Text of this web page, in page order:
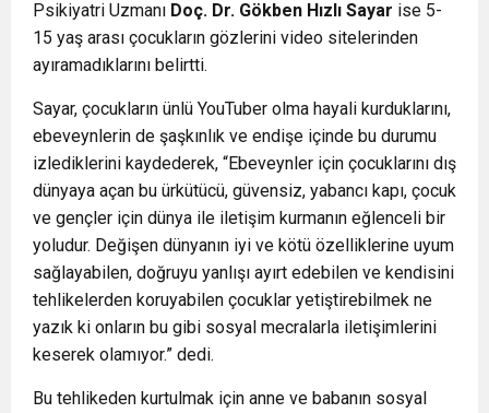
Psikiyatri Uzmanı Doç. Dr. Gökben Hızlı Sayar ise 5-
15 yaş arası çocukların gözlerini video sitelerinden
ayıramadıklarını belirtti.
Sayar, çocukların ünlü YouTuber olma hayali kurduklarını,
ebeveynlerin de şaşkınlık ve endişe içinde bu durumu
izlediklerini kaydederek, “Ebeveynler için çocuklarını dış
dünyaya açan bu ürkütücü, güvensiz, yabancı kapı, çocuk
ve gençler için dünya ile iletişim kurmanın eğlenceli bir
yoludur. Değişen dünyanın iyi ve kötü özelliklerine uyum
sağlayabilen, doğruyu yanlışı ayırt edebilen ve kendisini
tehlikelerden koruyabilen çocuklar yetiştirebilmek ne
yazık ki onların bu gibi sosyal mecralarla iletişimlerini
keserek olamıyor.” dedi.
Bu tehlikeden kurtulmak için anne ve babanın sosyal